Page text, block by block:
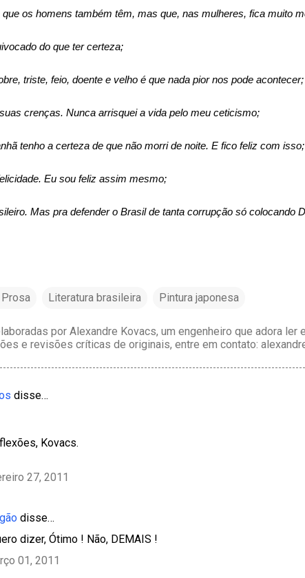
os homens também têm, mas que, nas mulheres, fica muito
do que ter certeza;
triste, feio, doente e velho é que nada pior nos pode acontecer;
crenças. Nunca arrisquei a vida pelo meu ceticismo;
tenho a certeza de que não morri de noite. E fico feliz com isso;
Eu sou feliz assim mesmo;
Mas pra defender o Brasil de tanta corrupção só colocando
Literatura brasileira
Pintura japonesa
por Alexandre Kovacs, um engenheiro que adora ler
e revisões críticas de originais, entre em contato:
disse…
Kovacs.
27, 2011
disse…
dizer, Ótimo ! Não, DEMAIS !
01, 2011